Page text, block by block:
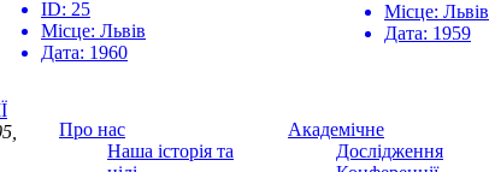
ID: 25
Місце: Львів
Дата: 1960
Місце: Львів
Дата: 1959
Про нас
Наша історія та
Академічне
Дослідження